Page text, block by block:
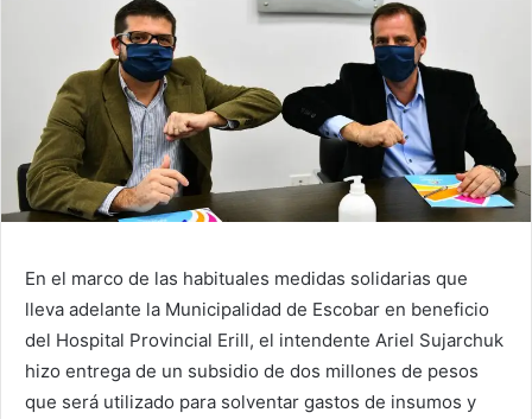
En el marco de las habituales medidas solidarias que
lleva adelante la Municipalidad de Escobar en beneficio
del Hospital Provincial Erill, el intendente Ariel Sujarchuk
hizo entrega de un subsidio de dos millones de pesos
que será utilizado para solventar gastos de insumos y